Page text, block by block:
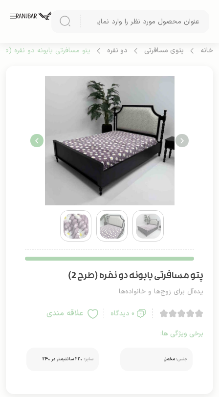
خانه پتوی مسافرتی دو نفره پتو مسافرتی بابونه دو نفره
پتو مسافرتی بابونه دو نفره (طرح 2)
یده‌آل برای زوج‌ها و خانواده‌ها
0 دیدگاه علاقه مندی
برخی ویژگی ها:
جنس: مخمل سایز: 220 سانتیمتر در 240